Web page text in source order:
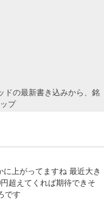
ドの最新書き込みから、銘
プ
上がってますね 最近大き
超えてくれば期待できそ
です